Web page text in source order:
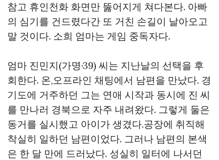
참고 휴인천화 화면만 뚫어지게 쳐다본다. 아빠
의 심기를 건드렸다간 또 거친 손길이 날아오고
말 것이다. 소희 엄마는 게임 중독자다.
엄마 진민지(가명·39) 씨는 지난날의 선택을 후
회한다. 온,오프라인 채팅에서 남편을 만났다. 경
기도에 거주하던 그는 연애 시작과 동시에 진 씨
를 만나러 경북으로 자주 내려왔다. 그렇게 둘은
동거를 실시했고 아이가 생겼다.공장에 취직해
착실히 일하던 남편이었다. 그러나 남편의 본색
은 한 달 만에 드러났다. 성실히 일터에 나서던